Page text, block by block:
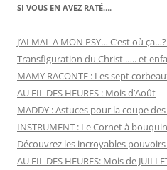
SI VOUS EN AVEZ RATÉ….
J’AI MAL A MON PSY… C’est où
Transfiguration du Christ ….. et
MAMY RACONTE : Les sept
AU FIL DES HEURES : Mois d’Août
MADDY : Astuces pour la coupe
INSTRUMENT : Le Cornet à bouquin
Découvrez les incroyables
AU FIL DES HEURES: Mois de